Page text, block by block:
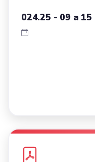
024.25 - 09 a